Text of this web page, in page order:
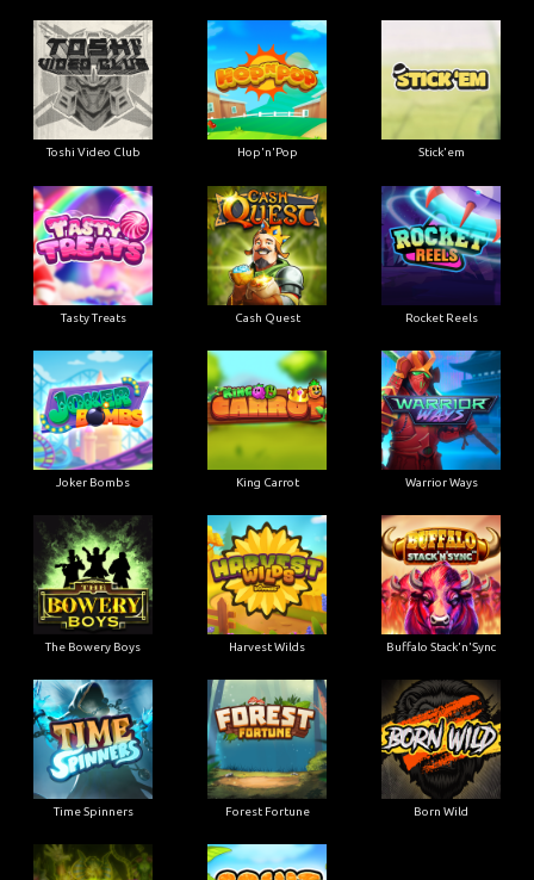
Toshi Video Club Hop'n'Pop Stick'em
Tasty Treats Cash Quest Rocket Reels
Joker Bombs King Carrot Warrior Ways
The Bowery Boys Harvest Wilds Buffalo Stack'n'Sync
Time Spinners Forest Fortune Born Wild